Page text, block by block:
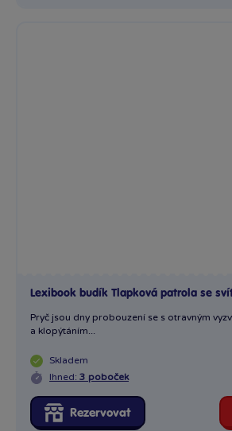
Lexibook budík Tlapková patrola se
Pryč jsou dny probouzení se s otravným
a klopýtáním...
Skladem
Ihned: 3 poboček
Rezervovat